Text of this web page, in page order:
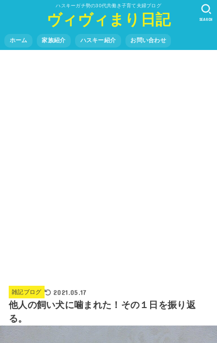
ハスキーガチ勢の30代共働き子育て夫婦ブログ
ヴィヴィまり日記
ホーム 家族紹介 ハスキー紹介 お問い合わせ
SEARCH
雑記ブログ 2021.05.17
他人の飼い犬に噛まれた！その１日を振り返
る。